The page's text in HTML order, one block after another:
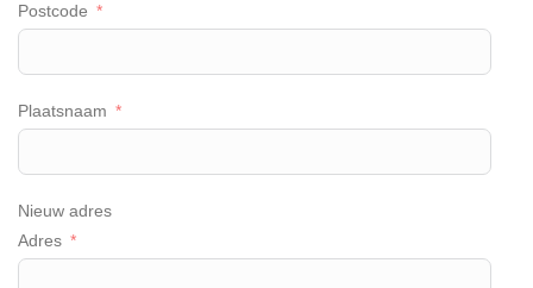
Postcode
Plaatsnaam
Nieuw adres
Adres